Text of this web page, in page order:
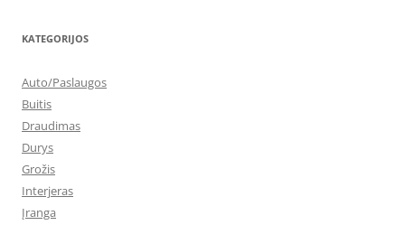
KATEGORIJOS
Auto/Paslaugos
Buitis
Draudimas
Durys
Grožis
Interjeras
Įranga